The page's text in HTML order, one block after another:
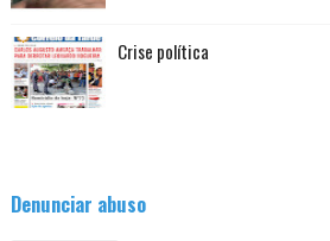
Crise política
Denunciar abuso